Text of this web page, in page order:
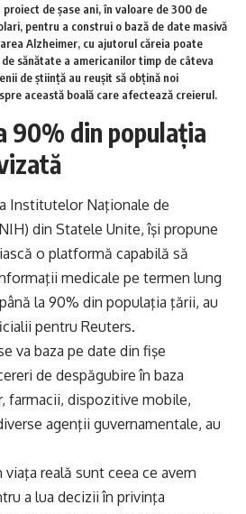
de șase ani, în valoare de 300 de
pentru a construi o bază de date masivă
Alzheimer, cu ajutorul căreia poate
sănătate a americanilor timp de câteva
de știință au reușit să obțină noi
această boală care afectează creierul.
90% din populația
Institutelor Naţionale de
din Statele Unite, îşi propune
o platformă capabilă să
medicale pe termen lung
la 90% din populaţia ţării, au
pentru Reuters.
va baza pe date din fişe
de despăgubire în baza
farmacii, dispozitive mobile,
agenţii guvernamentale, au
viaţa reală sunt ceea ce avem
a lua decizii în privinţa